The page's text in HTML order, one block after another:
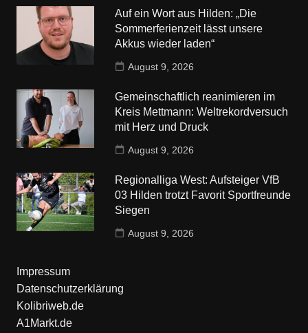
Auf ein Wort aus Hilden: „Die
Sommerferienzeit lässt unsere
Akkus wieder laden“
August 9, 2026
Gemeinschaftlich reanimieren im
Kreis Mettmann: Weltrekordversuch
mit Herz und Druck
August 9, 2026
Regionalliga West: Aufsteiger VfB
03 Hilden trotzt Favorit Sportfreunde
Siegen
August 9, 2026
Impressum
Datenschutzerklärung
Kolibriweb.de
A1Markt.de